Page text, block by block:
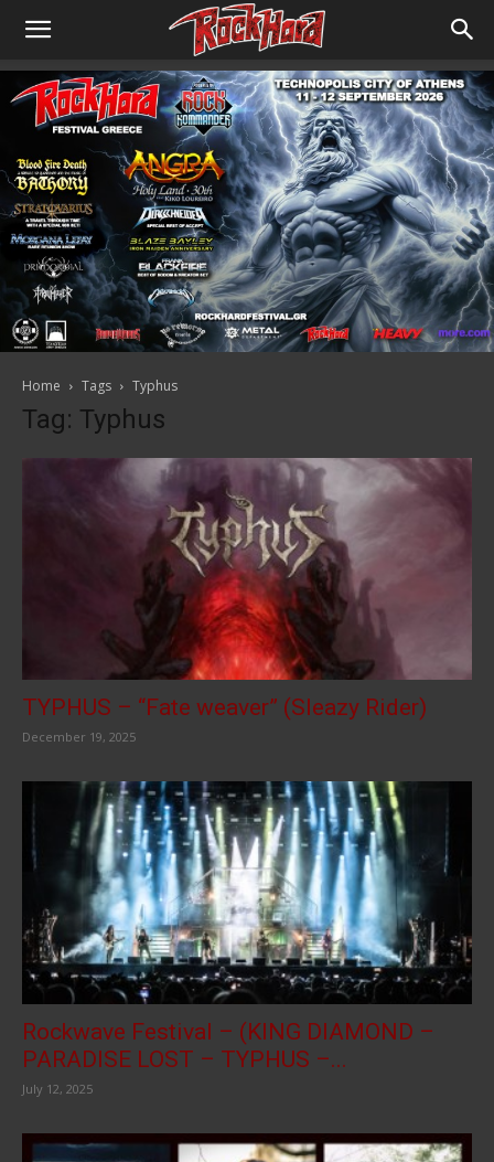
Home Tags Typhus
Tag: Typhus
TYPHUS – “Fate weaver” (Sleazy Rider)
December 19, 2025
Rockwave Festival – (KING DIAMOND –
PARADISE LOST – TYPHUS –...
July 12, 2025